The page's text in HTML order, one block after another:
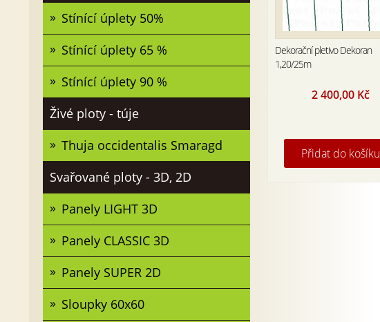
Stínící úplety 50%
Stínící úplety 65 %
Stínící úplety 90 %
Živé ploty - túje
Thuja occidentalis Smaragd
Svařované ploty - 3D, 2D
Panely LIGHT 3D
Panely CLASSIC 3D
Panely SUPER 2D
Sloupky 60x60
Dekorační pletivo Dekoran
1,20/25m
2 400,00 Kč
Přidat do košíku